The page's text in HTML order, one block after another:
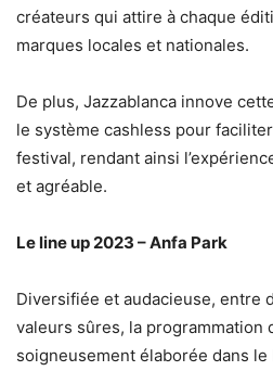
créateurs qui attire à chaque
marques locales et nationales.
De plus, Jazzablanca innove
le système cashless pour
festival, rendant ainsi
et agréable.
Le line up 2023 – Anfa Park
Diversifiée et audacieuse, entre
valeurs sûres, la programmation
soigneusement élaborée dans le